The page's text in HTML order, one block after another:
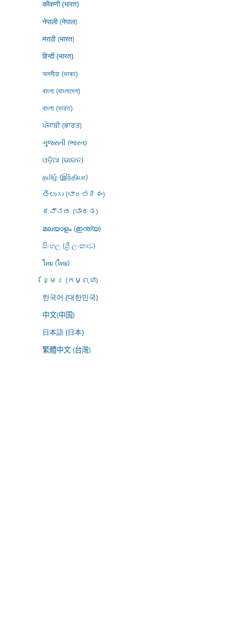
कोंकणी (भारत)
नेपाली (नेपाल)
मराठी (भारत)
हिन्दी (भारत)
অসমীয়া (ভাৰত)
বাংলা (বাংলাদেশ)
বাংলা (ভারত)
ਪੰਜਾਬੀ (ਭਾਰਤ)
ગુજરાતી (ભારત)
ଓଡ଼ିଆ (ଭାରତ)
தமிழ் (இந்தியா)
తెలుగు (భారతదేశం)
ಕನ್ನಡ (ಭಾರತ)
മലയാളം (ഇന്ത്യ)
සිංහල (ශ්‍රී ලංකාව)
ไทย (ไทย)
ខ្មែរ (កម្ពុជា)
한국어 (대한민국)
中文(中国)
日本語 (日本)
繁體中文 (台灣)